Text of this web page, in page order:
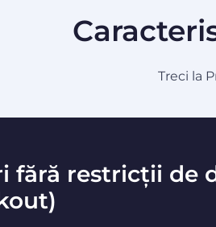
Treci la
fără restricții de